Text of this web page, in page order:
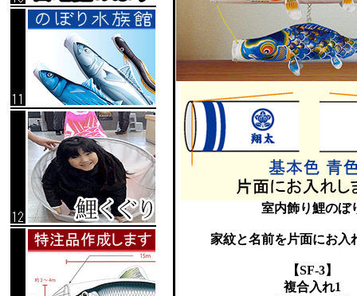
室内飾り鯉のぼ
家紋と名前を片面にお入
【SF-3】
複合入れ1